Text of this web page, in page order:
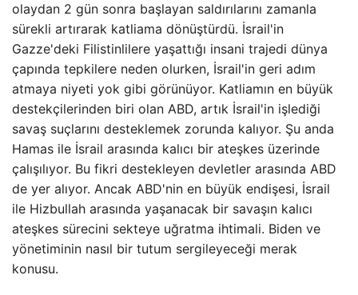
olaydan 2 gün sonra başlayan saldırılarını zamanla
sürekli artırarak katliama dönüştürdü. İsrail'in
Gazze'deki Filistinlilere yaşattığı insani trajedi dünya
çapında tepkilere neden olurken, İsrail'in geri adım
atmaya niyeti yok gibi görünüyor. Katliamın en büyük
destekçilerinden biri olan ABD, artık İsrail'in işlediği
savaş suçlarını desteklemek zorunda kalıyor. Şu anda
Hamas ile İsrail arasında kalıcı bir ateşkes üzerinde
çalışılıyor. Bu fikri destekleyen devletler arasında ABD
de yer alıyor. Ancak ABD'nin en büyük endişesi, İsrail
ile Hizbullah arasında yaşanacak bir savaşın kalıcı
ateşkes sürecini sekteye uğratma ihtimali. Biden ve
yönetiminin nasıl bir tutum sergileyeceği merak
konusu.